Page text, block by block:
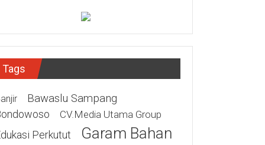
Tags
Bawaslu Sampang
CV.Media Utama Group
Perkutut
Garam Bahan